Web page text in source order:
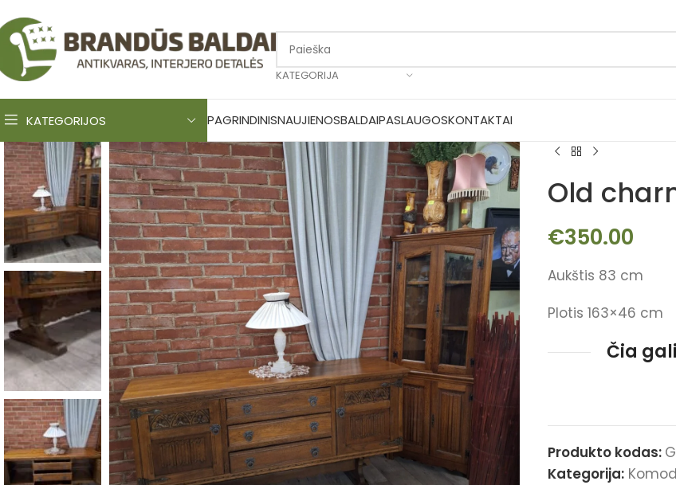
KATEGORIJA
KATEGORIJOS PAGRINDINISNAUJIENOSBALDAIPASLAUGOSKONTAKTAI
Old
€350.00
Aukštis 83 cm
Plotis 163×46 cm
Čia
Produkto kodas:
Kategorija: